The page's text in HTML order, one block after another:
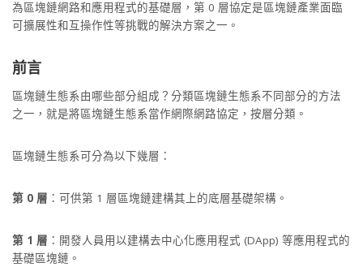
為區塊鏈網路和應用程式的基礎層，第 0 層協定是區塊鏈產業面臨
可擴展性和互操作性等挑戰的解決方案之一。
前言
區塊鏈生態系由哪些部分組成？分類區塊鏈生態系不同部分的方法
之一，就是將區塊鏈生態系當作網際網路協定，按層分類。
區塊鏈生態系可分為以下幾層：
第 0 層 ：可供第 1 層區塊鏈建構其上的底層基礎架構。
第 1 層 ：開發人員用以建構去中心化應用程式 (DApp) 等應用程式的
基礎區塊鏈。